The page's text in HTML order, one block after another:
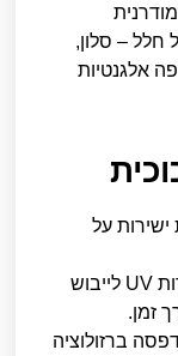
חלל – סלון,
אלגנטיות
על
: שימוש במנורות UV לייבוש
זמן.
ברזולוציה